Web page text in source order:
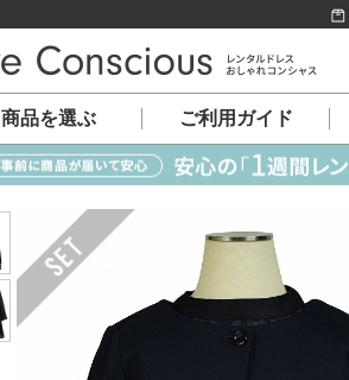
商品を選ぶ ご利用ガイド